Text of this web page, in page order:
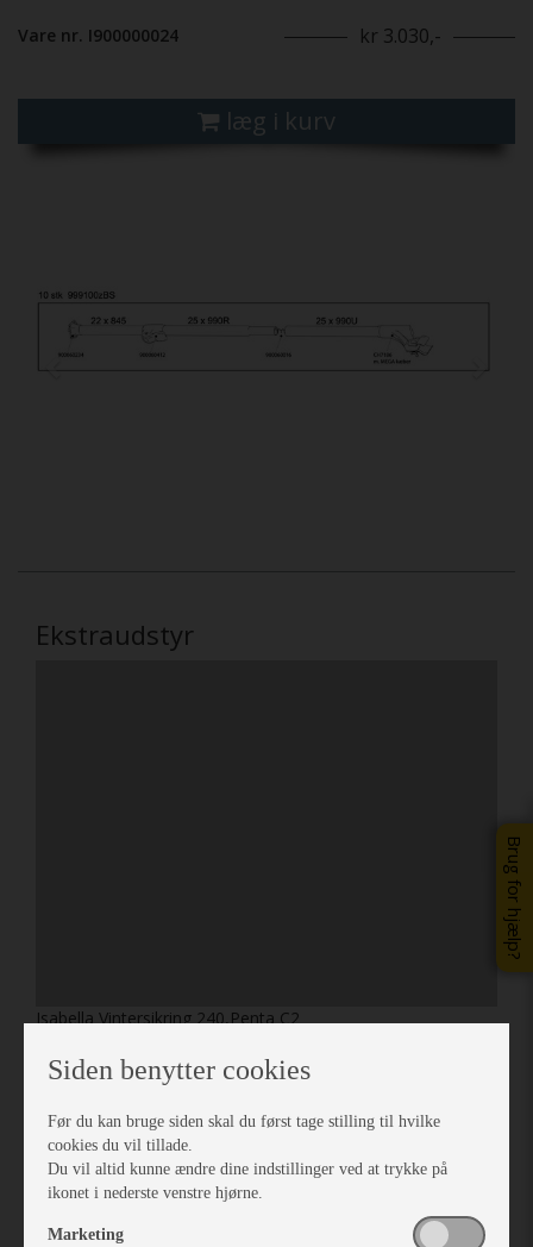
Brug for hjælp?
Vare nr. I900000024 kr 3.030,-
læg i kurv
Ekstraudstyr
Isabella Vintersikring 240,Penta C2
Siden benytter cookies
Før du kan bruge siden skal du først tage stilling til hvilke
cookies du vil tillade.
Du vil altid kunne ændre dine indstillinger ved at trykke på
ikonet i nederste venstre hjørne.
Marketing